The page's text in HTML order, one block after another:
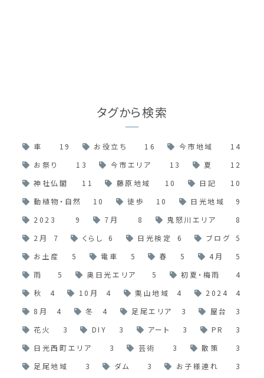
タグから検索
車 19 お役立ち 16 今市地域
14
お祭り
13 今市エリア 13 夏
12
神社仏閣
11 藤原地域 10 日記
10
動植物・自然
10 徒歩 10 日光地域
9
2023
9 7月 8 鬼怒川エリア
8
2月
7 くらし 6 日光検定 6 ブログ
5
お土産
5 電車 5 春 5 4月
5
雨
5 奥日光エリア 5 初夏・梅雨
4
秋
4 10月 4 栗山地域 4 2024
4
8月
4 冬 4 足尾エリア 3 屋台
3
花火
3 DIY 3 アート 3 PR
3
日光西町エリア
3 芸術 3 散策
3
足尾地域
3 ダム 3 お子様連れ
3